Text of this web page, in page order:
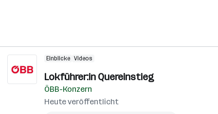
Einblicke Videos
Lokführer:in Quereinstieg
ÖBB-Konzern
Heute veröffentlicht